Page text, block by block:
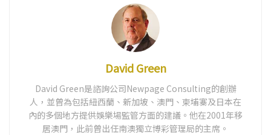
David Green
David Green是諮詢公司Newpage Consulting的創辦
人，並曾為包括紐西蘭、新加坡、澳門、柬埔寨及日本在
內的多個地方提供娛樂場監管方面的建議。他在2001年移
居澳門，此前曾出任南澳獨立博彩管理局的主席。